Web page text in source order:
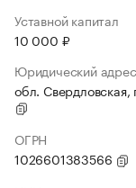
Уставной капитал
10 000 ₽
Юридический адрес
обл. Свердловская,
ОГРН
1026601383566